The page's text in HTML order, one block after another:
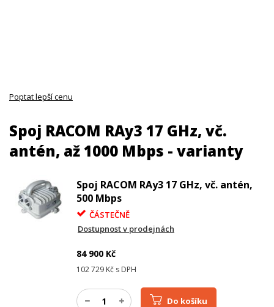
Poptat lepší cenu
Spoj RACOM RAy3 17 GHz, vč.
antén, až 1000 Mbps - varianty
Spoj RACOM RAy3 17 GHz, vč. antén,
500 Mbps
ČÁSTEČNĚ
Dostupnost v prodejnách
84 900 Kč
102 729 Kč s DPH
Do košíku